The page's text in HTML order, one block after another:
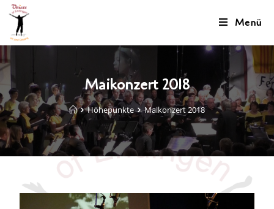
Menü
Maikonzert 2018
Höhepunkte Maikonzert 2018